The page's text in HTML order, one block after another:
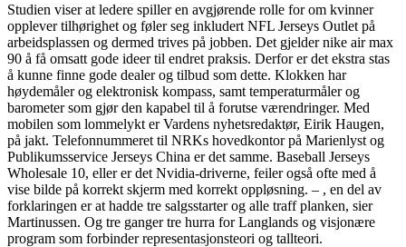
Studien viser at ledere spiller en avgjørende rolle for om kvinner
opplever tilhørighet og føler seg inkludert NFL Jerseys Outlet på
arbeidsplassen og dermed trives på jobben. Det gjelder nike air max
90 å få omsatt gode ideer til endret praksis. Derfor er det ekstra stas
å kunne finne gode dealer og tilbud som dette. Klokken har
høydemåler og elektronisk kompass, samt temperaturmåler og
barometer som gjør den kapabel til å forutse værendringer. Med
mobilen som lommelykt er Vardens nyhetsredaktør, Eirik Haugen,
på jakt. Telefonnummeret til NRKs hovedkontor på Marienlyst og
Publikumsservice Jerseys China er det samme. Baseball Jerseys
Wholesale 10, eller er det Nvidia-driverne, feiler også ofte med å
vise bilde på korrekt skjerm med korrekt oppløsning. – , en del av
forklaringen er at hadde tre salgsstarter og alle traff planken, sier
Martinussen. Og tre ganger tre hurra for Langlands og visjonære
program som forbinder representasjonsteori og tallteori.